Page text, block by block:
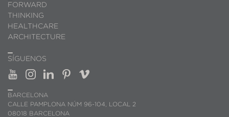
FORWARD
THINKING
HEALTHCARE
ARCHITECTURE
SÍGUENOS
BARCELONA
CALLE PAMPLONA NÚM 96-104, LOCAL 2
08018 BARCELONA